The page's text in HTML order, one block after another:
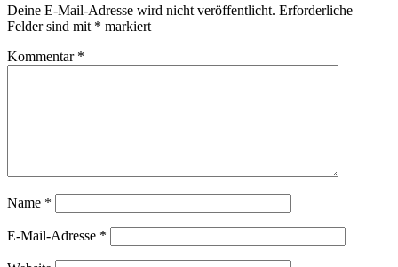
Deine E-Mail-Adresse wird nicht veröffentlicht. Erforderliche
Felder sind mit * markiert
Kommentar *
Name *
E-Mail-Adresse *